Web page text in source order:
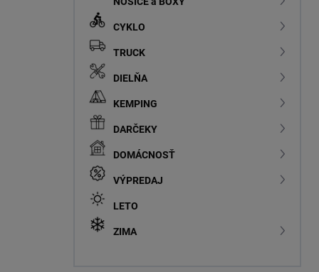
CYKLO
TRUCK
DIELŇA
KEMPING
DARČEKY
DOMÁCNOSŤ
VÝPREDAJ
LETO
ZIMA